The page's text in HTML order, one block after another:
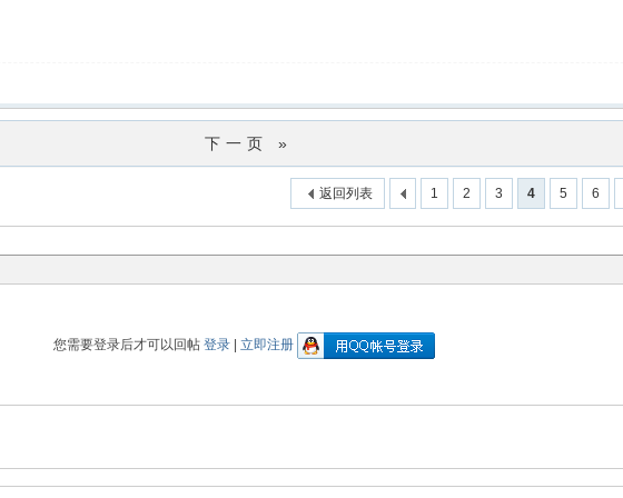
下一页 »
1 2 3 4 5 6
返回列表
您需要登录后才可以回帖 登录| 立即注册